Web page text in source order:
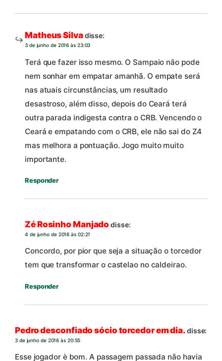
Matheus Silvadisse:
3 de junho de 2016 às 23:03
Terá que fazer isso mesmo. O Sampaio não pode
nem sonhar em empatar amanhã. O empate será
nas atuais circunstâncias, um resultado
desastroso, além disso, depois do Ceará terá
outra parada indigesta contra o CRB. Vencendo o
Ceará e empatando com o CRB, ele não sai do Z4
mas melhora a pontuação. Jogo muito muito
importante.
Responder
Zé Rosinho Manjado disse:
4 de junho de 2016 às 02:21
Concordo, por pior que seja a situação o torcedor
tem que transformar o castelao no caldeirao.
Responder
Pedro desconfiado sócio torcedor em dia.disse:
3 de junho de 2016 às 20:55
Esse jogador è bom. A passagem passada não havia